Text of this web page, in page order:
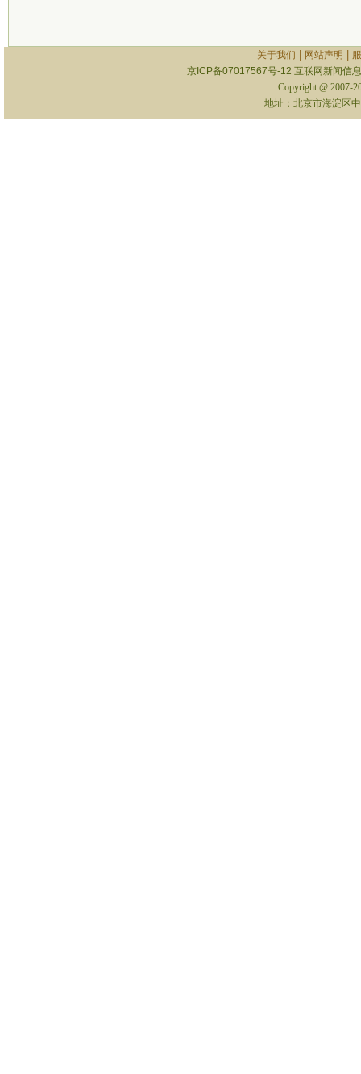
关于我们 网站声明
京ICP备07017567号-12 互联网新闻信
Copyright @ 2007-
地址：北京市海淀区